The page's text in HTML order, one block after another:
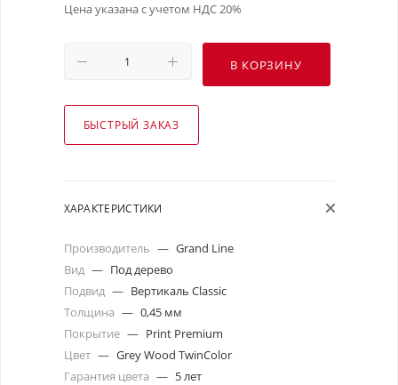
Цена указана с учетом НДС 20%
В КОРЗИНУ
БЫСТРЫЙ ЗАКАЗ
ХАРАКТЕРИСТИКИ
Производитель — Grand Line
Вид — Под дерево
Подвид — Вертикаль Classic
Толщина — 0,45 мм
Покрытие — Print Premium
Цвет — Grey Wood TwinColor
Гарантия цвета — 5 лет